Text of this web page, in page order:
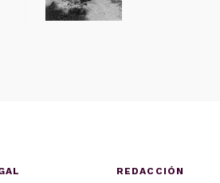
REDACCIÓN